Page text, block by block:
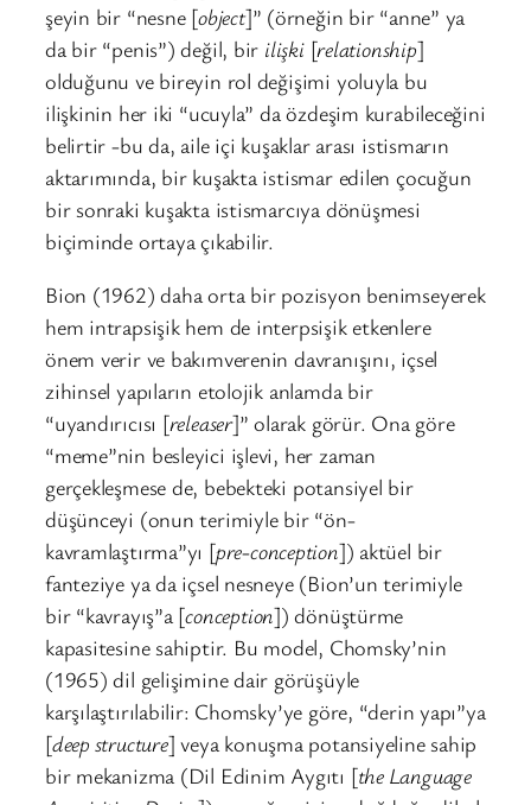
şeyin bir “nesne [object]” (örneğin bir “anne” ya
da bir “penis”) değil, bir ilişki[relationship]
olduğunu ve bireyin rol değişimi yoluyla bu
ilişkinin her iki “ucuyla” da özdeşim kurabileceğini
belirtir -bu da, aile içi kuşaklar arası istismarın
aktarımında, bir kuşakta istismar edilen çocuğun
bir sonraki kuşakta istismarcıya dönüşmesi
biçiminde ortaya çıkabilir.
Bion (1962) daha orta bir pozisyon benimseyerek
hem intrapsişik hem de interpsişik etkenlere
önem verir ve bakımverenin davranışını, içsel
zihinsel yapıların etolojik anlamda bir
“uyandırıcısı [releaser]” olarak görür. Ona göre
“meme”nin besleyici işlevi, her zaman
gerçekleşmese de, bebekteki potansiyel bir
düşünceyi (onun terimiyle bir “ön-
kavramlaştırma”yı [pre-conception]) aktüel bir
fanteziye ya da içsel nesneye (Bion’un terimiyle
bir “kavrayış”a [conception]) dönüştürme
kapasitesine sahiptir. Bu model, Chomsky’nin
(1965) dil gelişimine dair görüşüyle
karşılaştırılabilir: Chomsky’ye göre, “derin yapı”ya
[deep structure] veya konuşma potansiyeline sahip
bir mekanizma (Dil Edinim Aygıtı [the Language